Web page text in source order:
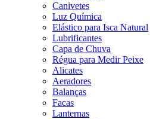
Canivetes
Luz Química
Elástico para Isca Natural
Lubrificantes
Capa de Chuva
Régua para Medir Peixe
Alicates
Aeradores
Balanças
Facas
Lanternas